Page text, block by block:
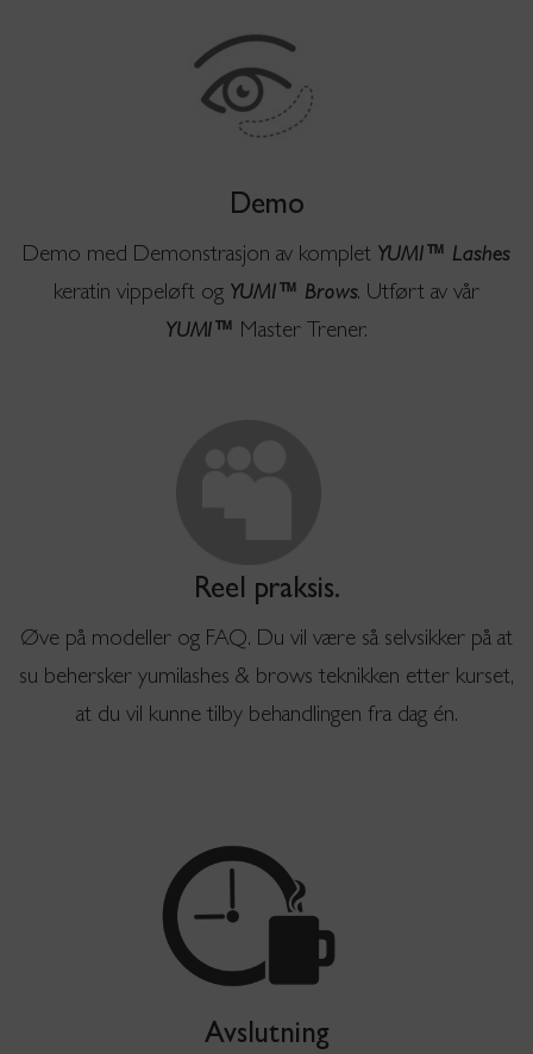
Demo
Demo med Demonstrasjon av komplet YUMI™ Lashes
keratin vippeløft og YUMI™ Brows. Utført av vår
YUMI™ Master Trener.
Reel praksis.
Øve på modeller og FAQ. Du vil være så selvsikker på at
su behersker yumilashes & brows teknikken etter kurset,
at du vil kunne tilby behandlingen fra dag én.
Avslutning